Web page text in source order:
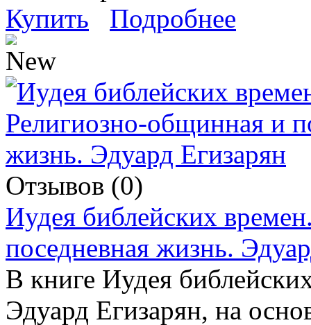
Купить
Подробнее
Отзывов (0)
Иудея библейских
поседневная жизнь.
В книге Иудея
Эдуард Егизарян, на